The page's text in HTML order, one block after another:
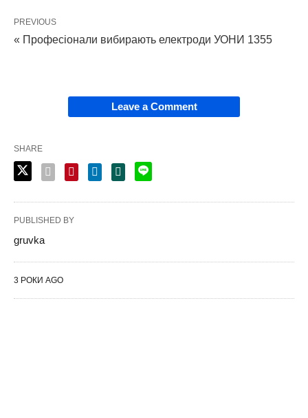
PREVIOUS
« Професіонали вибирають електроди УОНИ 1355
Leave a Comment
SHARE
PUBLISHED BY
gruvka
3 РОКИ AGO